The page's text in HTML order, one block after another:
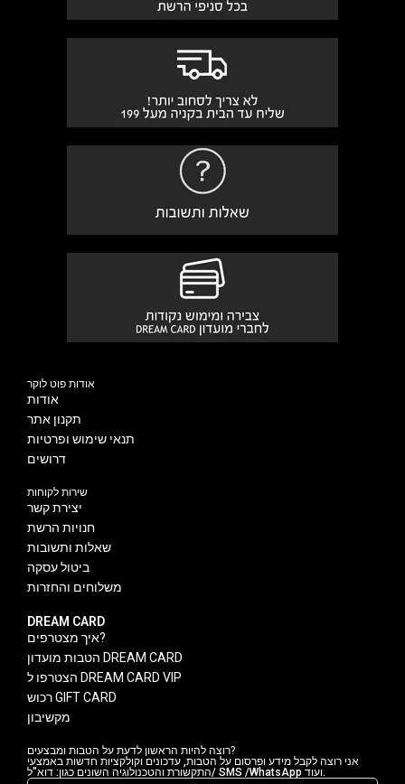
אודות פוט לוקר
אודות
תקנון אתר
תנאי שימוש ופרטיות
דרושים
שירות לקוחות
יצירת קשר
חנויות הרשת
שאלות ותשובות
ביטול עסקה
משלוחים והחזרות
DREAM CARD
איך מצטרפים?
הטבות מועדון DREAM CARD
הצטרפו ל DREAM CARD VIP
רכוש GIFT CARD
מקשיבון
רוצה להיות הראשון לדעת על הטבות ומבצעים?
אני רוצה לקבל מידע ופרסום על הטבות, עדכונים וקולקציות חדשות באמצעי
התקשורת והטכנולוגיה השונים כגון: דוא"ל/ SMS /WhatsApp ועוד.